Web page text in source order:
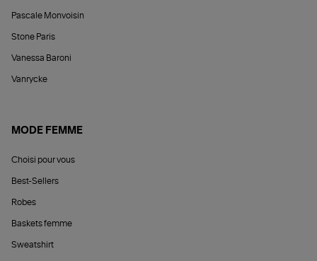
Pascale Monvoisin
Stone Paris
Vanessa Baroni
Vanrycke
MODE FEMME
Choisi pour vous
Best-Sellers
Robes
Baskets femme
Sweatshirt